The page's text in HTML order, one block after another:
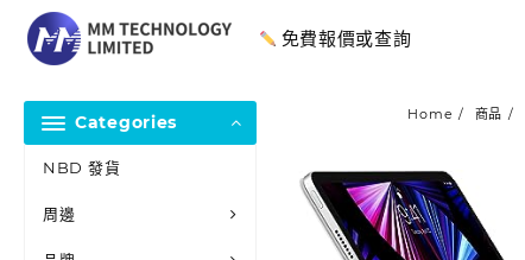
免費報價或查詢
Categories
NBD 發貨
周邊
Home 商品